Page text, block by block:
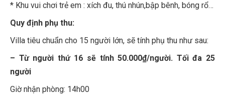
* Khu vui chơi trẻ em : xích đu, thú nhún,bập bênh, bóng rổ…
Quy định phụ thu:
Villa tiêu chuẩn cho 15 người lớn, sẽ tính phụ thu như sau:
– Từ người thứ 16 sẽ tính 50.000₫/người. Tối đa 25
người
Giờ nhận phòng: 14h00